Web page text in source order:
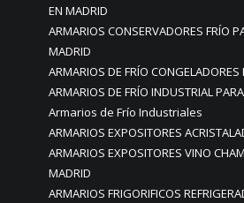
EN MADRID
ARMARIOS CONSERVADORES FRÍO
MADRID
ARMARIOS DE FRÍO CONGELADORES
ARMARIOS DE FRÍO INDUSTRIAL
Armarios de Frío Industriales
ARMARIOS EXPOSITORES
ARMARIOS EXPOSITORES VINO
MADRID
ARMARIOS FRIGORIFICOS